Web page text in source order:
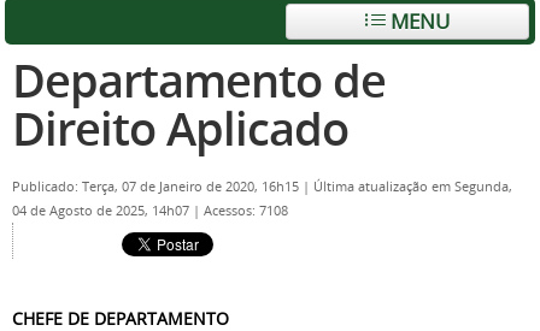
MENU
Departamento de
Direito Aplicado
Publicado: Terça, 07 de Janeiro de 2020, 16h15 | Última atualização em Segunda,
04 de Agosto de 2025, 14h07 | Acessos: 7108
CHEFE DE DEPARTAMENTO